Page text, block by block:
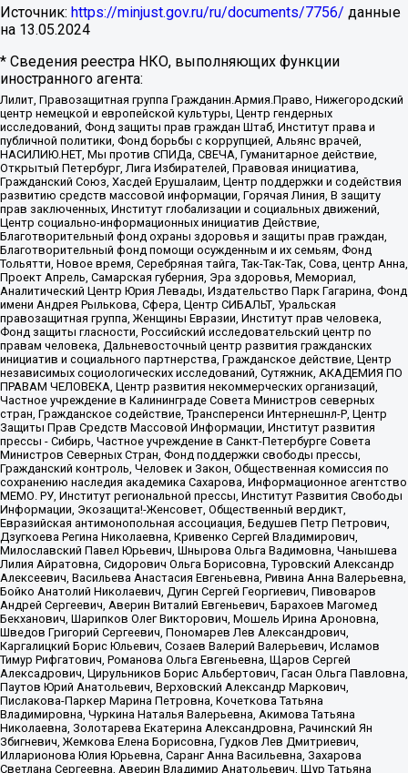
Источник: https://minjust.gov.ru/ru/documents/7756/ данные
на 13.05.2024
* Сведения реестра НКО, выполняющих функции
иностранного агента:
Лилит, Правозащитная группа Гражданин.Армия.Право, Нижегородский
центр немецкой и европейской культуры, Центр гендерных
исследований, Фонд защиты прав граждан Штаб, Институт права и
публичной политики, Фонд борьбы с коррупцией, Альянс врачей,
НАСИЛИЮ.НЕТ, Мы против СПИДа, СВЕЧА, Гуманитарное действие,
Открытый Петербург, Лига Избирателей, Правовая инициатива,
Гражданский Союз, Хасдей Ерушалаим, Центр поддержки и содействия
развитию средств массовой информации, Горячая Линия, В защиту
прав заключенных, Институт глобализации и социальных движений,
Центр социально-информационных инициатив Действие,
Благотворительный фонд охраны здоровья и защиты прав граждан,
Благотворительный фонд помощи осужденным и их семьям, Фонд
Тольятти, Новое время, Серебряная тайга, Так-Так-Так, Сова, центр Анна,
Проект Апрель, Самарская губерния, Эра здоровья, Мемориал,
Аналитический Центр Юрия Левады, Издательство Парк Гагарина, Фонд
имени Андрея Рылькова, Сфера, Центр СИБАЛЬТ, Уральская
правозащитная группа, Женщины Евразии, Институт прав человека,
Фонд защиты гласности, Российский исследовательский центр по
правам человека, Дальневосточный центр развития гражданских
инициатив и социального партнерства, Гражданское действие, Центр
независимых социологических исследований, Сутяжник, АКАДЕМИЯ ПО
ПРАВАМ ЧЕЛОВЕКА, Центр развития некоммерческих организаций,
Частное учреждение в Калининграде Совета Министров северных
стран, Гражданское содействие, Трансперенси Интернешнл-Р, Центр
Защиты Прав Средств Массовой Информации, Институт развития
прессы - Сибирь, Частное учреждение в Санкт-Петербурге Совета
Министров Северных Стран, Фонд поддержки свободы прессы,
Гражданский контроль, Человек и Закон, Общественная комиссия по
сохранению наследия академика Сахарова, Информационное агентство
МЕМО. РУ, Институт региональной прессы, Институт Развития Свободы
Информации, Экозащита!-Женсовет, Общественный вердикт,
Евразийская антимонопольная ассоциация, Бедушев Петр Петрович,
Дзугкоева Регина Николаевна, Кривенко Сергей Владимирович,
Милославский Павел Юрьевич, Шнырова Ольга Вадимовна, Чанышева
Лилия Айратовна, Сидорович Ольга Борисовна, Туровский Александр
Алексеевич, Васильева Анастасия Евгеньевна, Ривина Анна Валерьевна,
Бойко Анатолий Николаевич, Дугин Сергей Георгиевич, Пивоваров
Андрей Сергеевич, Аверин Виталий Евгеньевич, Барахоев Магомед
Бекханович, Шарипков Олег Викторович, Мошель Ирина Ароновна,
Шведов Григорий Сергеевич, Пономарев Лев Александрович,
Каргалицкий Борис Юльевич, Созаев Валерий Валерьевич, Исламов
Тимур Рифгатович, Романова Ольга Евгеньевна, Щаров Сергей
Алексадрович, Цирульников Борис Альбертович, Гасан Ольга Павловна,
Паутов Юрий Анатольевич, Верховский Александр Маркович,
Пислакова-Паркер Марина Петровна, Кочеткова Татьяна
Владимировна, Чуркина Наталья Валерьевна, Акимова Татьяна
Николаевна, Золотарева Екатерина Александровна, Рачинский Ян
Збигневич, Жемкова Елена Борисовна, Гудков Лев Дмитриевич,
Илларионова Юлия Юрьевна, Саранг Анна Васильевна, Захарова
Светлана Сергеевна, Аверин Владимир Анатольевич, Щур Татьяна